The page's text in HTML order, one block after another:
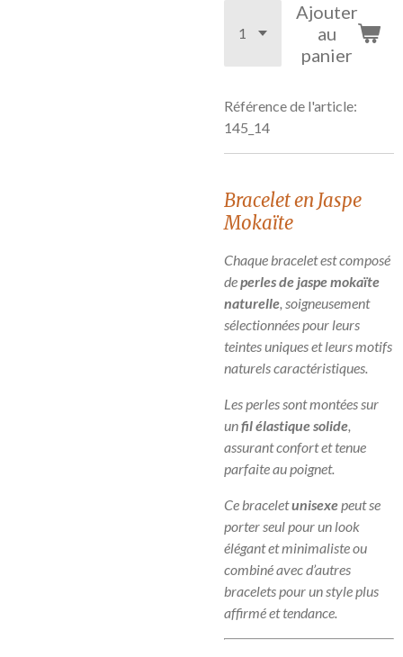
Ajouter
au
panier
Référence de l'article:
145_14
Bracelet en Jaspe
Mokaïte
Chaque bracelet est composé
deperles de jaspe mokaïte
naturelle, soigneusement
sélectionnées pour leurs
teintes uniques et leurs motifs
naturels caractéristiques.
Les perles sont montées sur
unfil élastique solide,
assurant confort et tenue
parfaite au poignet.
Ce braceletunisexepeut se
porter seul pour un look
élégant et minimaliste ou
combiné avec d’autres
bracelets pour un style plus
affirmé et tendance.